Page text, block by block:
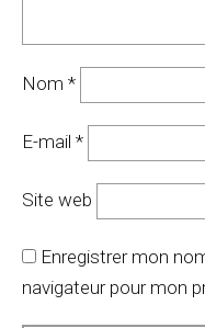
Nom *
E-mail *
Site web
Enregistrer mon
navigateur pour mon